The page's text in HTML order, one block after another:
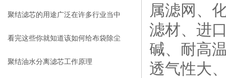
因
聚结滤芯的用途广泛在许多行业当中
发挥很大作用
看完这些你就知道该如何给布袋除尘
器卸灰了
聚结油水分离滤芯工作原理
属滤网、
滤材、进
碱、耐高
透气性大